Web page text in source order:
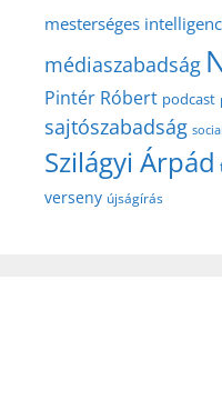
mesterséges
médiaszabadság
Pintér Róbert podcast
sajtószabadság
Szilágyi Árpád
verseny újságírás